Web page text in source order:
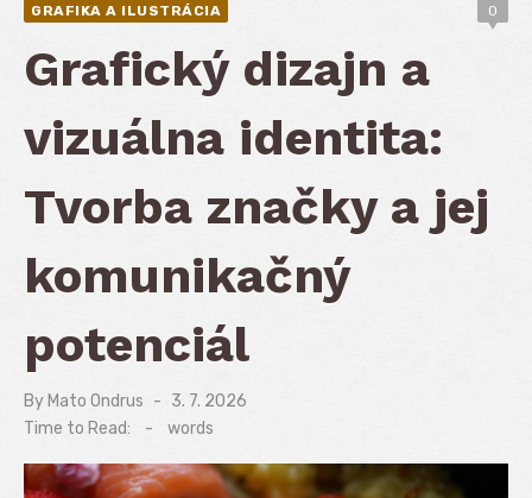
GRAFIKA A ILUSTRÁCIA 0
Grafický dizajn a
vizuálna identita:
Tvorba značky a jej
komunikačný
potenciál
By Mato Ondrus
Posted
on
3. 7. 2026
Time to Read:
- words